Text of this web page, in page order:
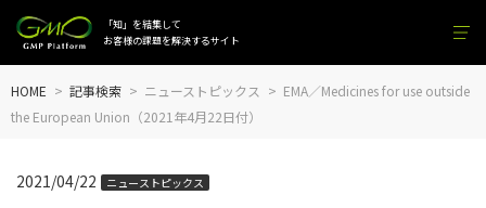
「知」を結集して
お客様の課題を解決するサイト
HOME 記事検索 ニューストピックス
EMA／Medicines for use outside
the European Union（2021年4月22日付）
2021/04/22 ニューストピックス